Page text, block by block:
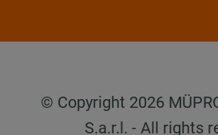
© Copyright 2026
S.a.r.l. - All rights